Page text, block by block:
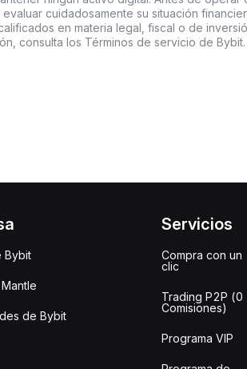
cuidadosamente su situación
en materia legal, fiscal o de
consulta los Términos de servicio de Bybit.
Bybit
de Bybit
Servicios
Compra con un
clic
Trading P2P (0
Comisiones)
Programa VIP